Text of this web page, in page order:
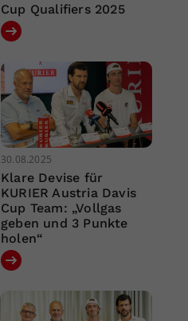
Cup Qualifiers 2025
30.08.2025
Klare Devise für
KURIER Austria Davis
Cup Team: „Vollgas
geben und 3 Punkte
holen“